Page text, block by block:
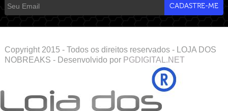
Copyright 2015 - Todos os direitos reservados - LOJA DOS
NOBREAKS - Desenvolvido por PGDIGITAL.NET